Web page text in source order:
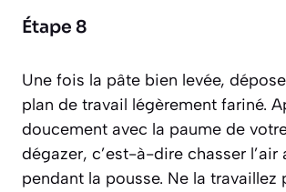
Étape 8
Une fois la pâte bien levée,
plan de travail légèrement fariné.
doucement avec la paume de
dégazer, c’est-à-dire chasser l’air
pendant la pousse. Ne la travaillez